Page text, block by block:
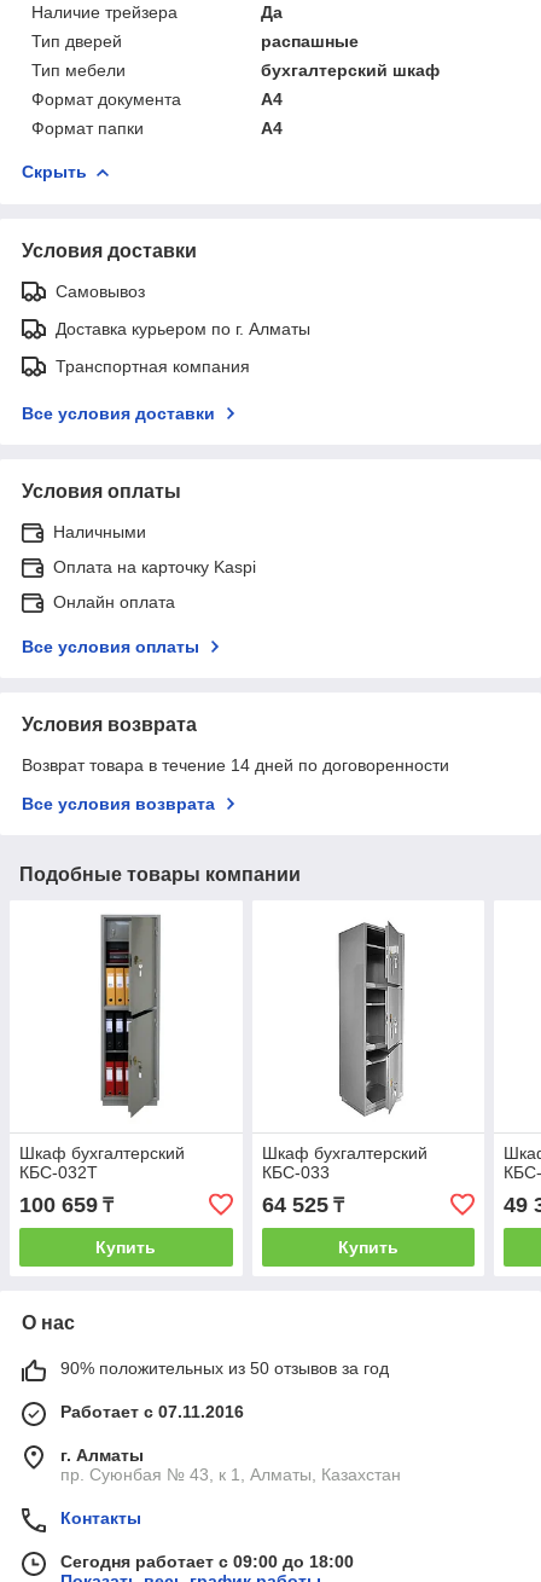
Наличие трейзера
Да
Тип дверей
распашные
Тип мебели
бухгалтерский шкаф
Формат документа
А4
Формат папки
А4
Скрыть
Условия доставки
Самовывоз
Доставка курьером по г. Алматы
Транспортная компания
Все условия доставки
Условия оплаты
Наличными
Оплата на карточку Kaspi
Онлайн оплата
Все условия оплаты
Условия возврата
Возврат товара в течение 14 дней по договоренности
Все условия возврата
Подобные товары компании
Шкаф бухгалтерский
КБС-032Т
100 659 ₸
Купить
Шкаф бухгалтерский
КБС-033
64 525₸
Купить
49
О нас
90% положительных из 50 отзывов за год
Работает с 07.11.2016
г. Алматы
пр. Суюнбая № 43, к 1, Алматы, Казахстан
Контакты
Сегодня работает с 09:00 до 18:00